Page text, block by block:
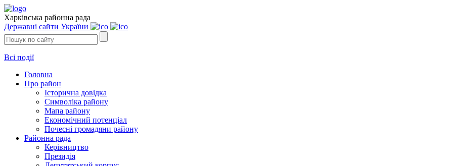
Харківська районна рада
Державні сайти України
Всі події
Головна
Про район
Історична довідка
Символіка району
Мапа району
Економічний потенціал
Почесні громадяни району
Районна рада
Керівництво
Президія